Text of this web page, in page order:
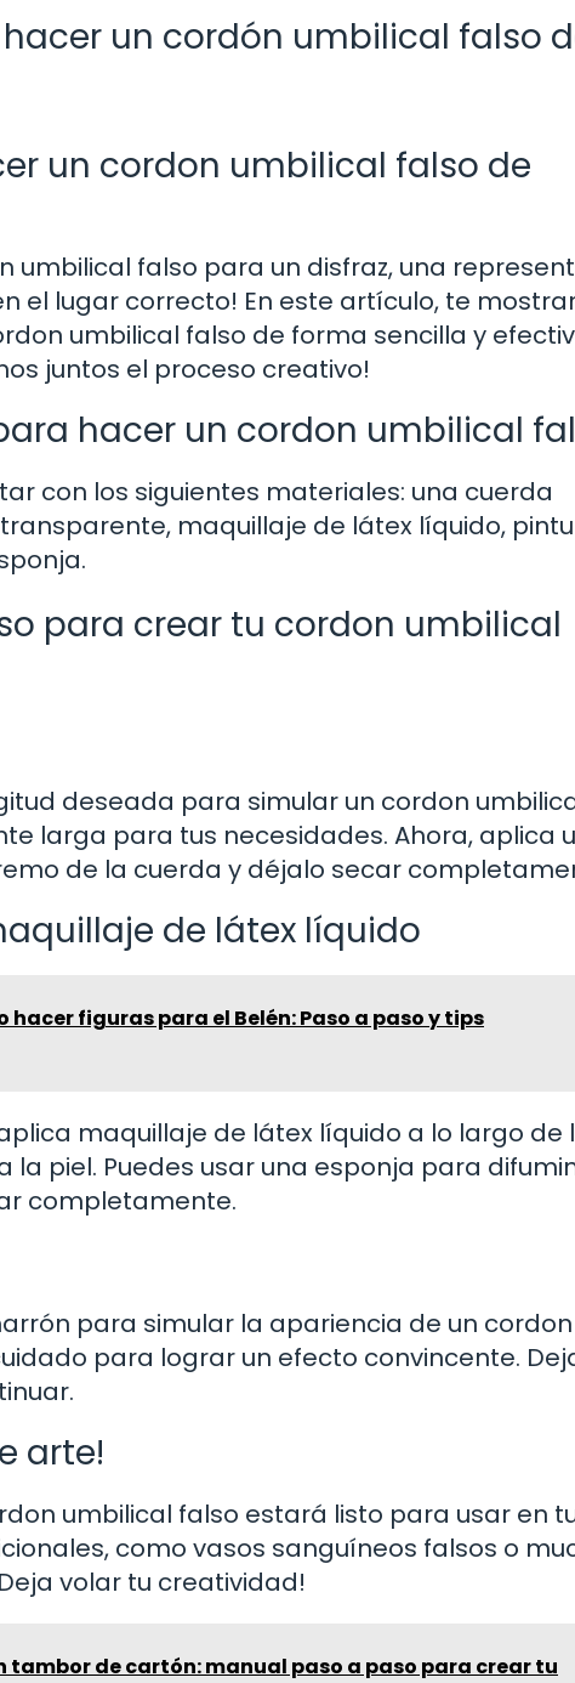
un cordón umbilical falso
un cordon umbilical falso de
umbilical falso para un disfraz, una
el lugar correcto! En este artículo, te
umbilical falso de forma sencilla y
juntos el proceso creativo!
hacer un cordon umbilical
con los siguientes materiales: una cuerda
maquillaje de látex líquido,
para crear tu cordon umbilical
deseada para simular un cordon
larga para tus necesidades. Ahora, aplica
de la cuerda y déjalo secar
de látex líquido
hacer figuras para el Belén: Paso a paso y tips
maquillaje de látex líquido a lo largo de
piel. Puedes usar una esponja para
completamente.
para simular la apariencia de un cordon
para lograr un efecto convincente.
arte!
umbilical falso estará listo para usar en
como vasos sanguíneos falsos o
volar tu creatividad!
tambor de cartón: manual paso a paso para crear tu